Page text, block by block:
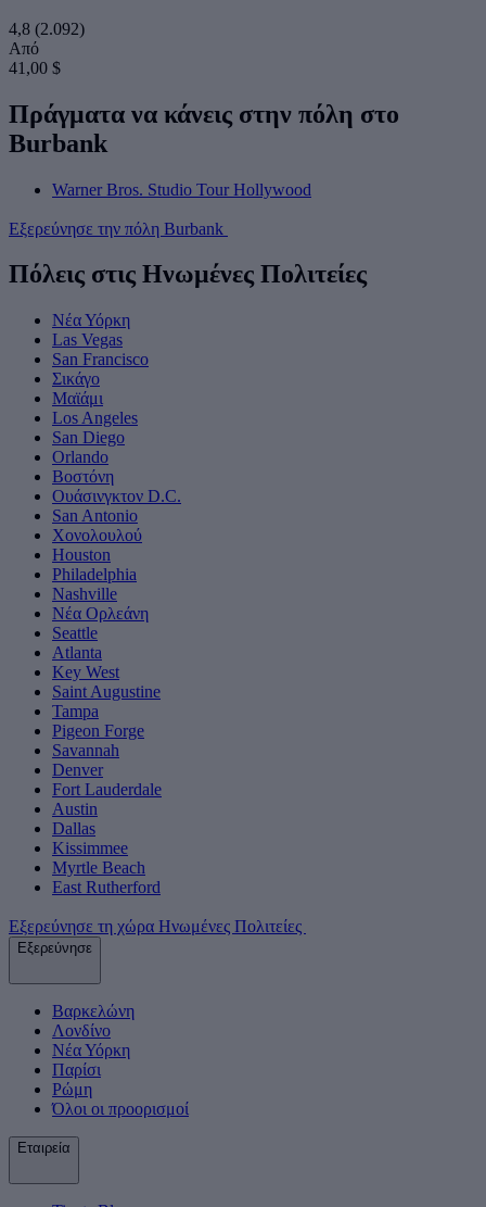
4,8 (2.092)
Από
41,00 $
Πράγματα να κάνεις στην πόλη στο
Burbank
Warner Bros. Studio Tour Hollywood
Εξερεύνησε την πόλη Burbank
Πόλεις στις Ηνωμένες Πολιτείες
Νέα Υόρκη
Las Vegas
San Francisco
Σικάγο
Μαϊάμι
Los Angeles
San Diego
Orlando
Βοστόνη
Ουάσινγκτον D.C.
San Antonio
Χονολουλού
Houston
Philadelphia
Nashville
Νέα Ορλεάνη
Seattle
Atlanta
Key West
Saint Augustine
Tampa
Pigeon Forge
Savannah
Denver
Fort Lauderdale
Austin
Dallas
Kissimmee
Myrtle Beach
East Rutherford
Εξερεύνησε τη χώρα Ηνωμένες Πολιτείες
Εξερεύνησε
Βαρκελώνη
Λονδίνο
Νέα Υόρκη
Παρίσι
Ρώμη
Όλοι οι προορισμοί
Εταιρεία